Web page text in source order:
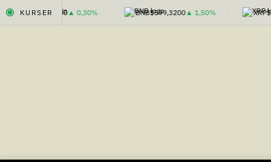
KURSER
ETH$1.918,90 ▲ 0,30% BNB$599,3200▲ 1,50% XRP